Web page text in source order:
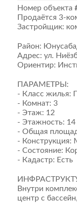
Номер объекта
Продаётся 3-
​Застройщик:
Район:
​Адрес: ул.
Ориентир:
ПАРАМЕТРЫ:
​- Класс жилья:
​- Комнат: 3 ​
- Этаж: 12 ​
- Этажность: 14
​- Общая
​- Конструкция:
- Состояние:
- ​Кадастр: Есть
Внутри
центр с